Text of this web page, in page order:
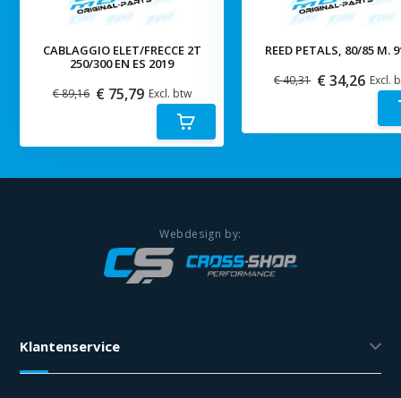
CABLAGGIO ELET/FRECCE 2T
250/300 EN ES 2019
€ 89,16 € 75,79 Excl. btw
REED PETALS, 80/85 M.
€ 40,31 € 34,26 Excl.
Klantenservice